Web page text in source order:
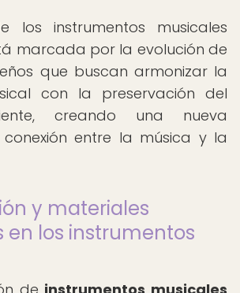
los instrumentos musicales
marcada por la evolución de
que buscan armonizar la
con la preservación del
creando una nueva
entre la música y la
y materiales
en los instrumentos